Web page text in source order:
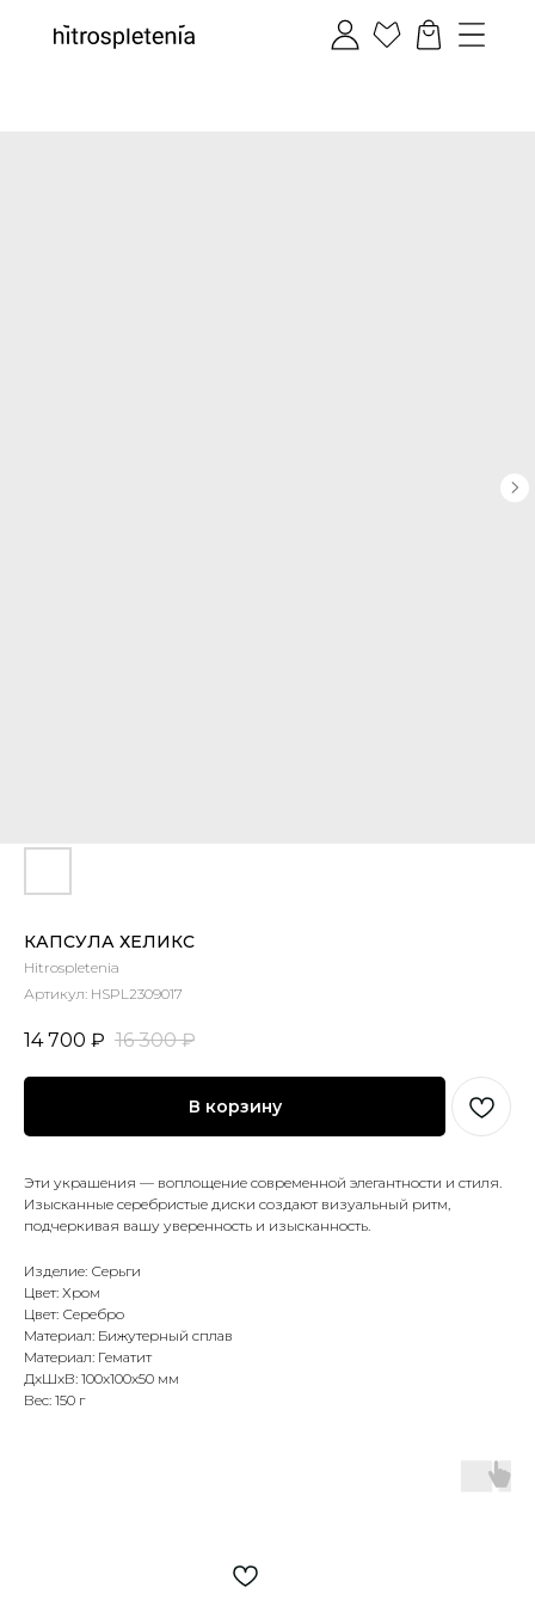
КАПСУЛА ХЕЛИКС
Hitrospletenia
Артикул: HSPL2309017
14 700 ₽ 16 300 ₽
В корзину
Эти украшения — воплощение современной элегантности и стиля.
Изысканные серебристые диски создают визуальный ритм,
подчеркивая вашу уверенность и изысканность.
Изделие: Серьги
Цвет: Хром
Цвет: Серебро
Материал: Бижутерный сплав
Материал: Гематит
ДxШxВ: 100x100x50 мм
Вес: 150 г